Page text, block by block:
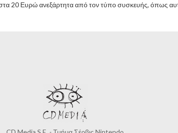
20 Ευρώ ανεξάρτητα από τον τύπο συσκευής, όπως